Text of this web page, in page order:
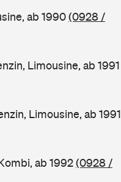
ab 1990(0928 /
Limousine, ab 1991
Limousine, ab 1991
ab 1992(0928 /